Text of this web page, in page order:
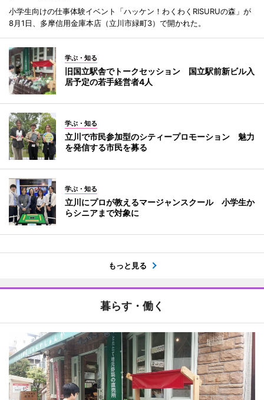
小学生向けの仕事体験イベント「ハッケン！わくわくRISURUの森」が
8月1日、多摩信用金庫本店（立川市緑町3）で開かれた。
学ぶ・知る
旧国立駅舎でトークセッション 国立駅前新ビル入
居予定の若手経営者4人
学ぶ・知る
立川で市民参加型のシティープロモーション 魅力
を発信する市民を募る
学ぶ・知る
立川にプロが教えるマージャンスクール 小学生か
らシニアまで対象に
もっと見る
暮らす・働く